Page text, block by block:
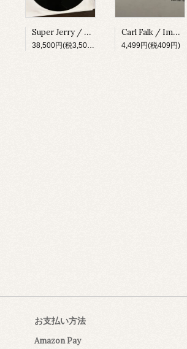
Super Jerry / Sweet Universe [none][1987] Carl Falk / Impact Force EP [PATRNSPEC9.5][2006]
4,499円(税409円)
お支払い方法
Amazon Pay